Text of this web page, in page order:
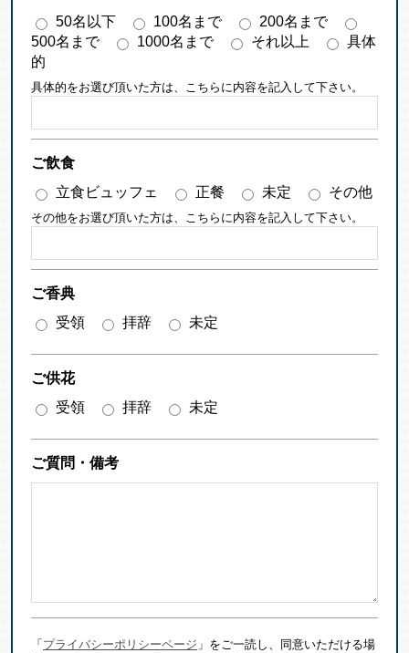
50名以下
100名まで
200名まで
500名まで
1000名まで それ以上
具体
的
具体的をお選び頂いた方は、こちらに内容を記入して下さい。
ご飲食
立食ビュッフェ
正餐 未定 その他
その他をお選び頂いた方は、こちらに内容を記入して下さい。
ご香典
受領
拝辞 未定
ご供花
受領
拝辞 未定
ご質問・備考
「 プライバシーポリシーページ 」をご一読し、同意いただける場